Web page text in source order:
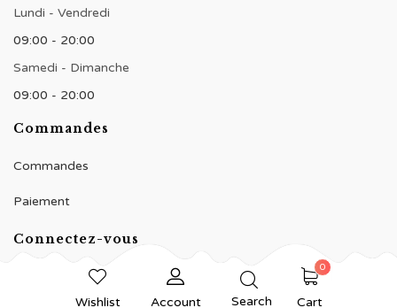
Wishlist Account Search
0
Cart
Lundi - Vendredi
09:00 - 20:00
Samedi - Dimanche
09:00 - 20:00
Commandes
Commandes
Paiement
Connectez-vous